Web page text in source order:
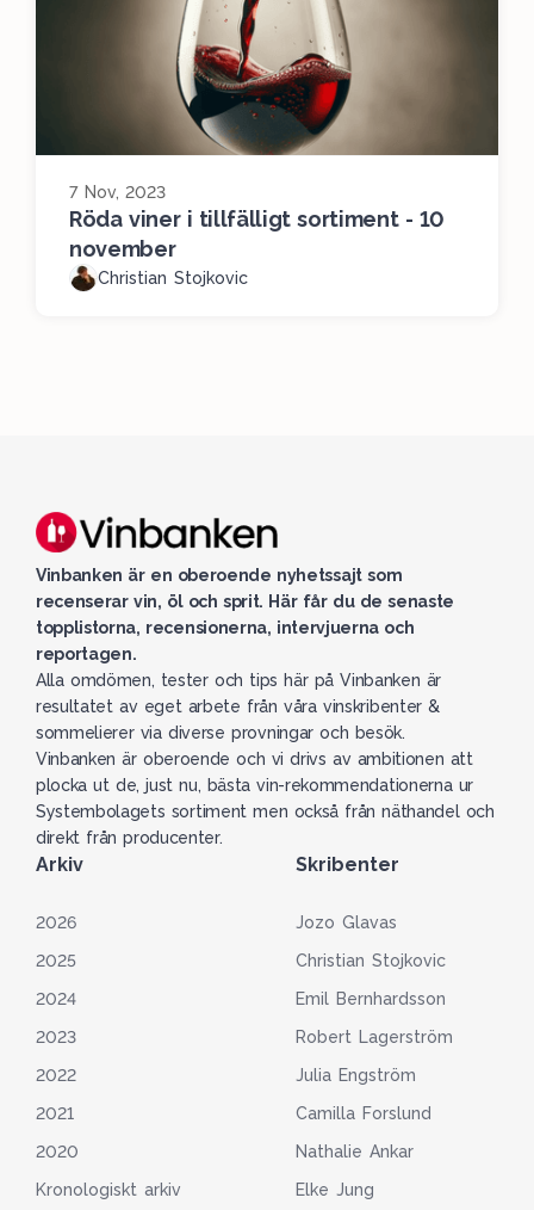
7 Nov, 2023
Röda viner i tillfälligt sortiment - 10
november
Christian Stojkovic
Vinbanken är en oberoende nyhetssajt som
recenserar vin, öl och sprit. Här får du de senaste
topplistorna, recensionerna, intervjuerna och
reportagen.
Alla omdömen, tester och tips här på Vinbanken är
resultatet av eget arbete från våra vinskribenter &
sommelierer via diverse provningar och besök.
Vinbanken är oberoende och vi drivs av ambitionen att
plocka ut de, just nu, bästa vin-rekommendationerna ur
Systembolagets sortiment men också från näthandel och
direkt från producenter.
Arkiv
2026
2025
2024
2023
2022
2021
2020
Kronologiskt arkiv
Skribenter
Jozo Glavas
Christian Stojkovic
Emil Bernhardsson
Robert Lagerström
Julia Engström
Camilla Forslund
Nathalie Ankar
Elke Jung